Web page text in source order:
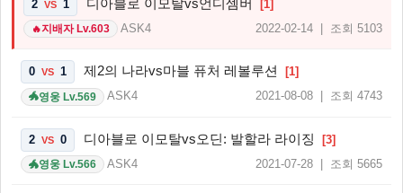
2 VS 1 [1]
🔥지배자 Lv.603 ASK4 2022-02-14 | 조회 5103
0 VS 1 제2의 나라vs마블 퓨처 레볼루션 [1]
🐲영웅 Lv.569 ASK4 2021-08-08 | 조회 4743
2 VS 0 디아블로 이모탈vs오딘: 발할라 라이징 [3]
🐲영웅 Lv.566 ASK4 2021-07-28 | 조회 5665